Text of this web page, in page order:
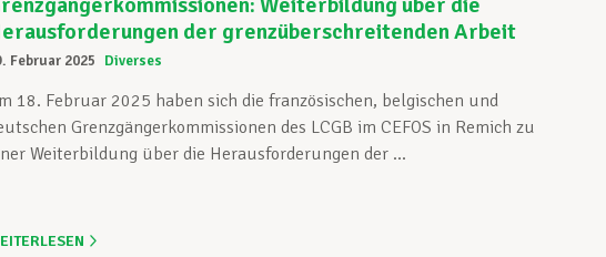
der grenzüberschreitenden Arbeit
Februar 2025 Diverses
18. Februar 2025 haben sich die französischen, belgischen und
Grenzgängerkommissionen des LCGB im CEFOS in Remich zu
Weiterbildung über die Herausforderungen der ...